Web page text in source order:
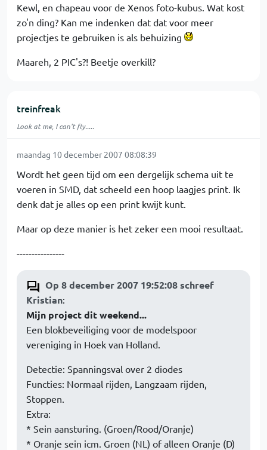
Kewl, en chapeau voor de Xenos foto-kubus. Wat kost
zo'n ding? Kan me indenken dat dat voor meer
projectjes te gebruiken is als behuizing
Maareh, 2 PIC's?! Beetje overkill?
treinfreak
Look at me, I can't fly.....
maandag 10 december 2007 08:08:39
Wordt het geen tijd om een dergelijk schema uit te
voeren in SMD, dat scheeld een hoop laagjes print. Ik
denk dat je alles op een print kwijt kunt.
Maar op deze manier is het zeker een mooi resultaat.
----------------
Op 8 december 2007 19:52:08 schreef
Kristian:
Mijn project dit weekend...
Een blokbeveiliging voor de modelspoor
vereniging in Hoek van Holland.
Detectie: Spanningsval over 2 diodes
Functies: Normaal rijden, Langzaam rijden,
Stoppen.
Extra:
* Sein aansturing. (Groen/Rood/Oranje)
* Oranje sein icm. Groen (NL) of alleen Oranje (D)